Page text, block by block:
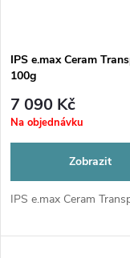
IPS e.max Ceram
100g
7 090 Kč
Na objednávku
Zobrazit
IPS e.max Ceram